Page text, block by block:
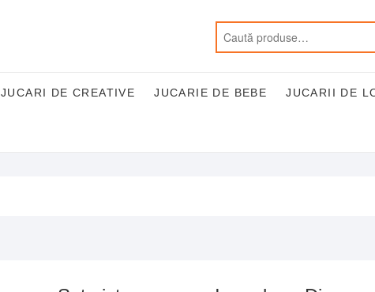
JUCARI DE CREATIVE JUCARIE DE BEBE JUCARII DE